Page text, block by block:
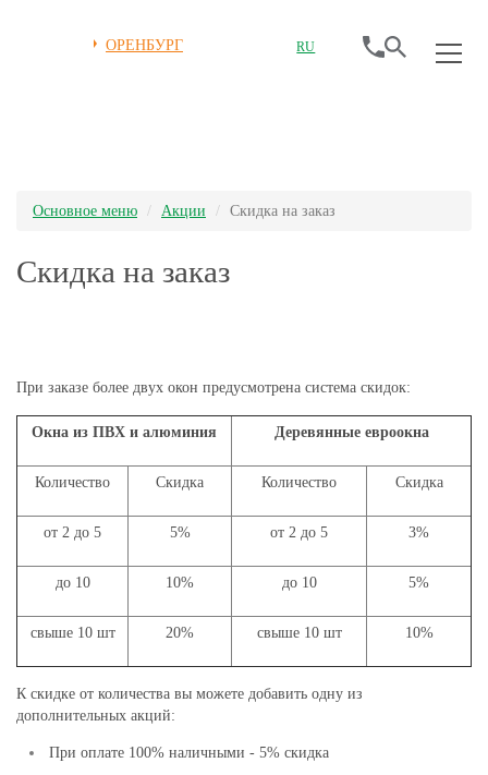
ОРЕНБУРГ RU
Основное меню Акции Скидка на заказ
Скидка на заказ
При заказе более двух окон предусмотрена система скидок:
Окна из ПВХ и алюминия Деревянные евроокна
Количество Скидка Количество Скидка
от 2 до 5 5% от 2 до 5 3%
до 10 10% до 10 5%
свыше 10 шт 20% свыше 10 шт 10%
К скидке от количества вы можете добавить одну из
дополнительных акций:
При оплате 100% наличными - 5% скидка